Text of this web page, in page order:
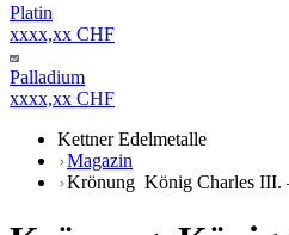
Platin
xxxx,xx CHF
Palladium
xxxx,xx CHF
Kettner Edelmetalle
Magazin
Krönung König Charles III.